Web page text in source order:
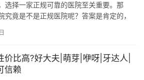
选择一家正规可靠的医院至关重要。那
究竟是不是正规医院呢？答案是肯定的，
价比高?好大夫|萌芽|咿呀|牙达人|
信赖